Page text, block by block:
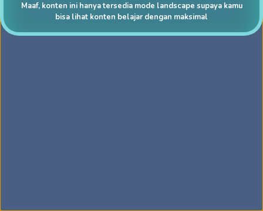
Maaf, konten ini hanya tersedia mode landscape supaya kamu
bisa lihat konten belajar dengan maksimal